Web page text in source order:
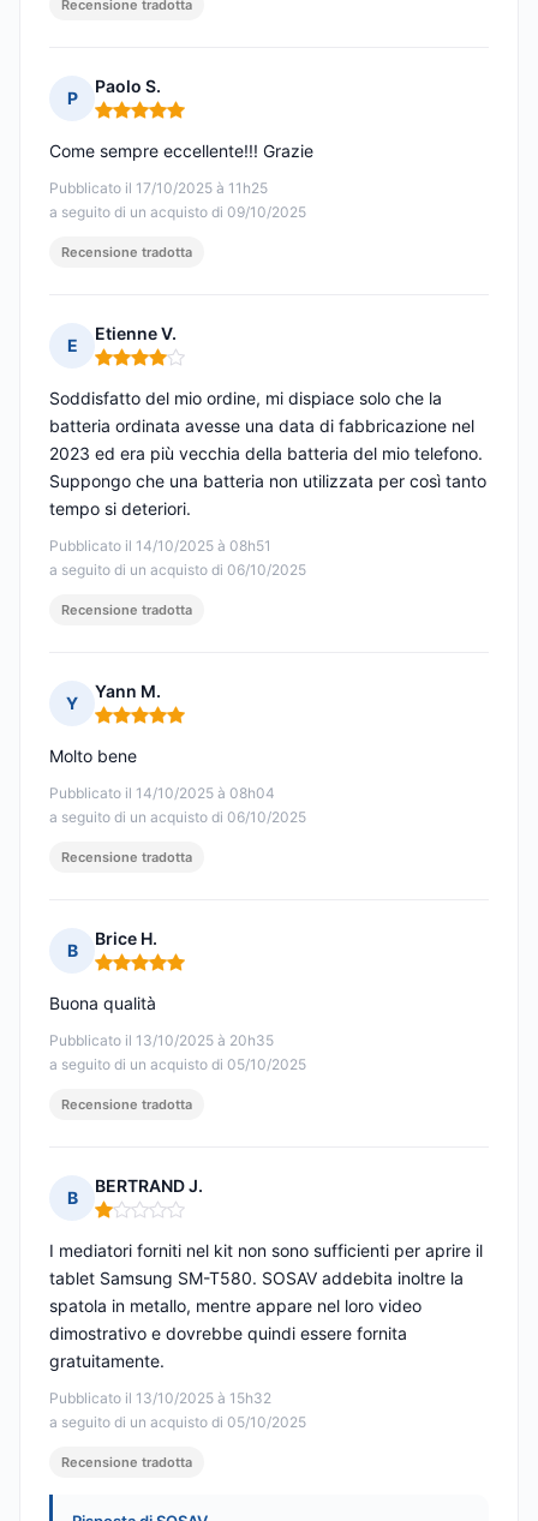
Recensione tradotta
P
Paolo S.
Nota: 5 su 5
Pubblicato il 17/10/2025 à 11h25
a seguito di un acquisto di 09/10/2025
Come sempre eccellente!!! Grazie
Recensione tradotta
E
Etienne V.
Nota: 4 su 5
Pubblicato il 14/10/2025 à 08h51
a seguito di un acquisto di 06/10/2025
Soddisfatto del mio ordine, mi dispiace solo che la
batteria ordinata avesse una data di fabbricazione nel
2023 ed era più vecchia della batteria del mio telefono.
Suppongo che una batteria non utilizzata per così tanto
tempo si deteriori.
Recensione tradotta
Y
Yann M.
Nota: 5 su 5
Pubblicato il 14/10/2025 à 08h04
a seguito di un acquisto di 06/10/2025
Molto bene
Recensione tradotta
B
Brice H.
Nota: 5 su 5
Pubblicato il 13/10/2025 à 20h35
a seguito di un acquisto di 05/10/2025
Buona qualità
Recensione tradotta
B
BERTRAND J.
Nota: 1 su 5
Pubblicato il 13/10/2025 à 15h32
a seguito di un acquisto di 05/10/2025
I mediatori forniti nel kit non sono sufficienti per aprire il
tablet Samsung SM-T580. SOSAV addebita inoltre la
spatola in metallo, mentre appare nel loro video
dimostrativo e dovrebbe quindi essere fornita
gratuitamente.
Recensione tradotta